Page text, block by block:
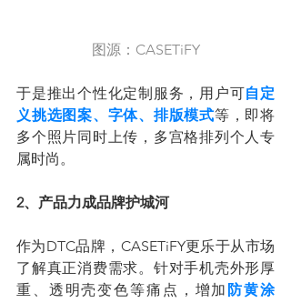
图源：CASETiFY
于是推出个性化定制服务，用户可自定
义挑选图案、字体、排版模式等，即将
多个照片同时上传，多宫格排列个人专
属时尚。
2、产品力成品牌护城河
作为DTC品牌，CASETiFY更乐于从市场
了解真正消费需求。针对手机壳外形厚
重、透明壳变色等痛点，增加 防黄涂